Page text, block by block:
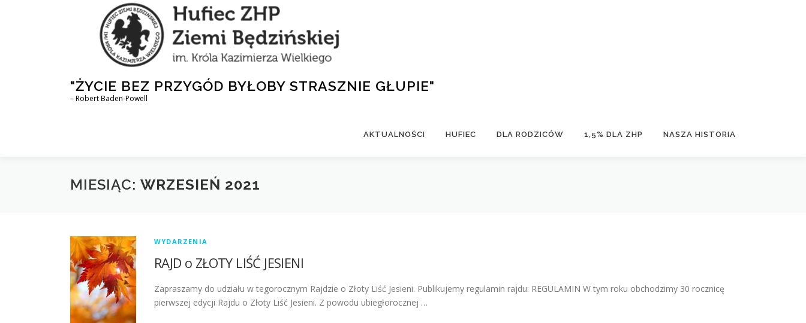
"ŻYCIE BEZ PRZYGÓD BYŁOBY STRASZNIE GŁUPIE"
– Robert Baden-Powell
AKTUALNOŚCI HUFIEC DLA RODZICÓW 1,5% DLA ZHP NASZA HISTORIA
MIESIĄC: WRZESIEŃ 2021
WYDARZENIA
RAJD o ZŁOTY LIŚĆ JESIENI
Zapraszamy do udziału w tegorocznym Rajdzie o Złoty Liść Jesieni. Publikujemy regulamin rajdu: REGULAMIN W tym roku obchodzimy 30 rocznicę
pierwszej edycji Rajdu o Złoty Liść Jesieni. Z powodu ubiegłorocznej …